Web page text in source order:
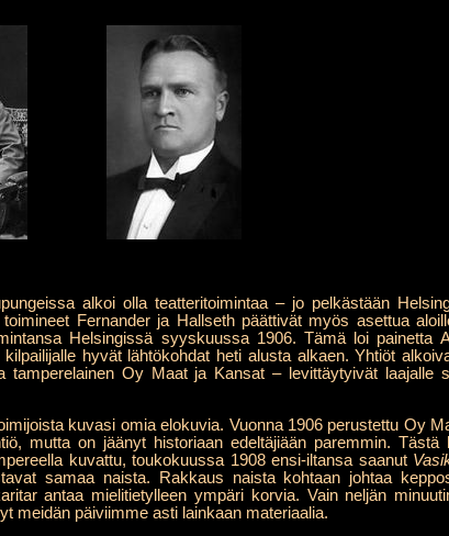
alkoi olla teatteritoimintaa – jo pelkästään
Fernander ja Hallseth päättivät myös asettua
Helsingissä syyskuussa 1906. Tämä loi painetta
hyvät lähtökohdat heti alusta alkaen. Yhtiöt
Oy Maat ja Kansat – levittäytyivät laajalle
kuvasi omia elokuvia. Vuonna 1906 perustettu Oy
mutta on jäänyt historiaan edeltäjiään paremmin. Tästä
kuvattu, toukokuussa 1908 ensi-iltansa saanut
samaa naista. Rakkaus naista kohtaan johtaa
antaa mielitietylleen ympäri korvia. Vain neljän
meidän päiviimme asti lainkaan materiaalia.